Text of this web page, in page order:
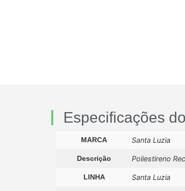
Especificações
MARCA Santa Luzia
Descrição Poliestireno
LINHA Santa Luzia